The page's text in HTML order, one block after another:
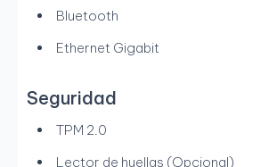
Bluetooth
Ethernet Gigabit
Seguridad
TPM 2.0
Lector de huellas (Opcional)